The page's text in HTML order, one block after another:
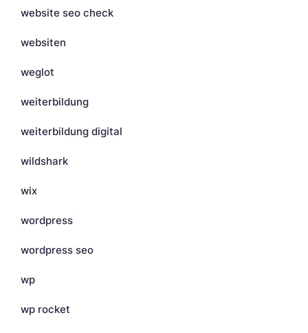
website seo check
websiten
weglot
weiterbildung
weiterbildung digital
wildshark
wix
wordpress
wordpress seo
wp
wp rocket